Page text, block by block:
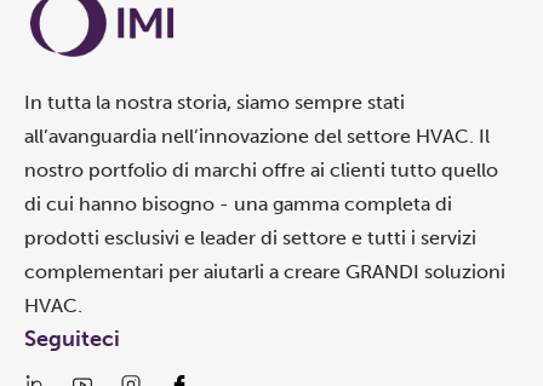
In tutta la nostra storia, siamo sempre stati
all’avanguardia nell’innovazione del settore HVAC. Il
nostro portfolio di marchi offre ai clienti tutto quello
di cui hanno bisogno - una gamma completa di
prodotti esclusivi e leader di settore e tutti i servizi
complementari per aiutarli a creare GRANDI soluzioni
HVAC.
Seguiteci